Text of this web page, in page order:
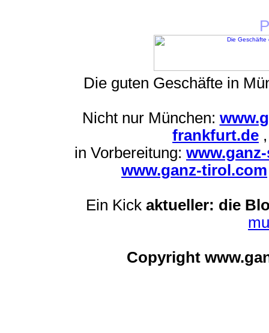
Die guten Geschäfte in
Nicht nur München:
frankfurt.de
in Vorbereitung:
www.ganz-tirol.com
Ein Kick aktueller: die
Copyright